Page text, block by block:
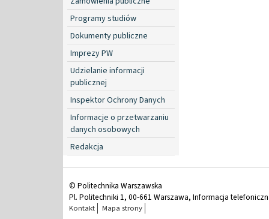
Programy studiów
Dokumenty publiczne
Imprezy PW
Udzielanie informacji
publicznej
Inspektor Ochrony Danych
Informacje o przetwarzaniu
danych osobowych
Redakcja
© Politechnika Warszawska
Pl. Politechniki 1, 00-661 Warszawa, Informacja
Kontakt Mapa strony